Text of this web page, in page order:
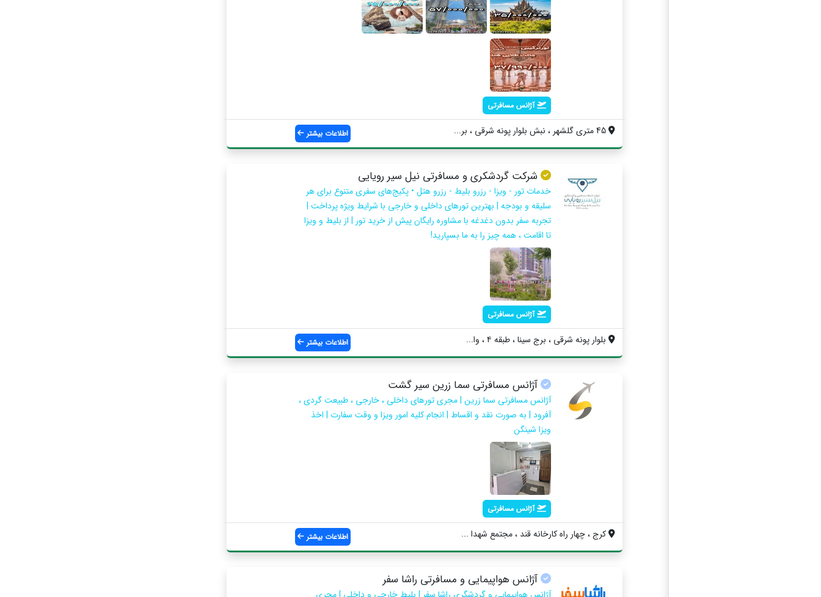
آژانس مسافرتی
اطلاعات بیشتر
شرکت گردشکری و مسافرتی نیل سیر رویایی
خدمات تور - ویزا - رزرو بلیط - رزرو هتل • پکیج‌های سفری متنوع برای هر
سلیقه و بودجه | بهترین تورهای داخلی و خارجی با شرایط ویژه پرداخت |
تجربه سفر بدون دغدغه با مشاوره رایگان پیش از خرید تور | از بلیط و ویزا
تا اقامت ، همه چیز را به ما بسپارید!
آژانس مسافرتی
بلوار پونه شرقی ، برج سینا ، طبقه ۴ ، وا... اطلاعات بیشتر
آژانس مسافرتی سما زرین سیر گشت
آژانس مسافرتی سما زرین | مجری تورهای داخلی ، خارجی ، طبیعت گردی ،
آفرود | به صورت نقد و اقساط | انجام کلیه امور ویزا و وقت سفارت | اخذ
ویزا شینگن
آژانس مسافرتی
کرج ، چهار راه کارخانه قند ، مجتمع شهدا ... اطلاعات بیشتر
آژانس هواپیمایی و مسافرتی راشا سفر